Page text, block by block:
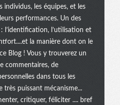
individus, les équipes, et les
performances. Un des
l’identification, l’utilisation et
la manière dont on le
Blog ! Vous y trouverez un
commentaires, de
dans tous les
très puissant mécanisme...
critiquer, féliciter .... bref